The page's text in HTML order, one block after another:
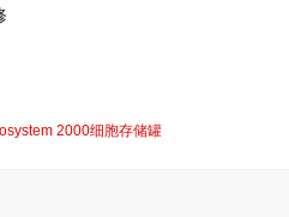
2000细胞存储罐